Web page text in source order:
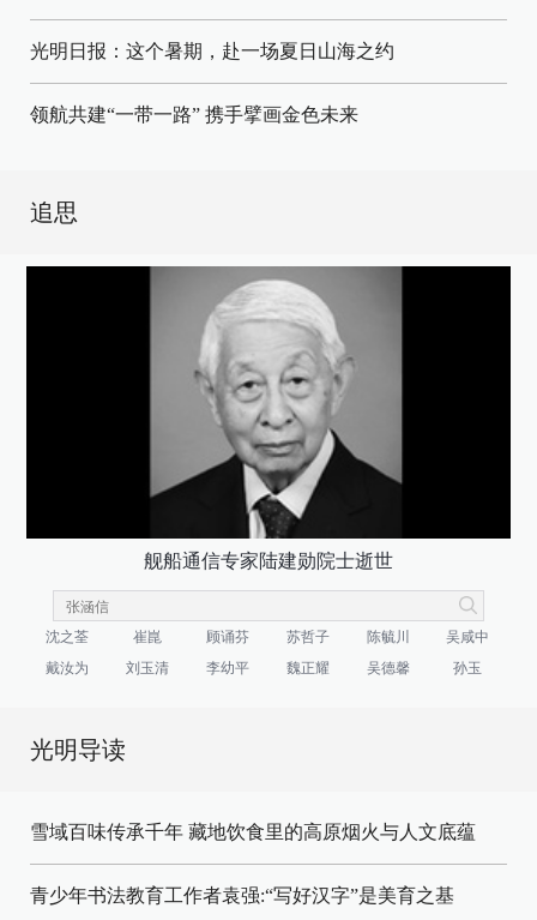
光明日报：这个暑期，赴一场夏日山海之约
领航共建“一带一路” 携手擘画金色未来
追思
舰船通信专家陆建勋院士逝世
沈之荃 崔崑 顾诵芬 苏哲子 陈毓川
吴咸中
戴汝为
刘玉清 李幼平 魏正耀 吴德馨 孙玉
光明导读
雪域百味传承千年 藏地饮食里的高原烟火与人文底蕴
青少年书法教育工作者袁强:“写好汉字”是美育之基